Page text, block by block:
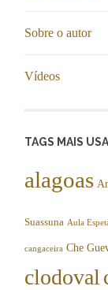
Sobre o autor
Vídeos
TAGS MAIS
alagoas
Suassuna Aula
cangaceira Che
clodoval